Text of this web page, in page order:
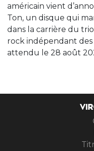
américain vient
Ton, un disque qui
dans la carrière du
rock indépendant des
attendu le 28 août